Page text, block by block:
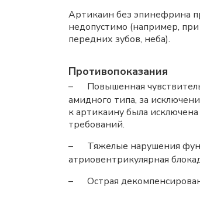
Артикаин без эпинефрина
недопустимо (например,
передних зубов, неба).
Противопоказания
–
Повышенная
амидного типа, за
к артикаину была
требований.
–
Тяжелые нарушения
атриовентрикулярная
–
Острая